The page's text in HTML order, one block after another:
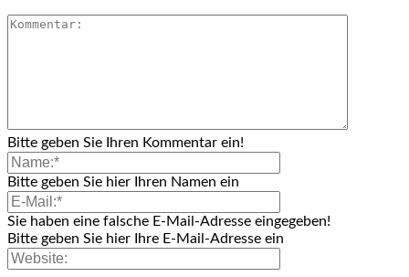
Bitte geben Sie Ihren Kommentar ein!
Bitte geben Sie hier Ihren Namen ein
Sie haben eine falsche E-Mail-Adresse eingegeben!
Bitte geben Sie hier Ihre E-Mail-Adresse ein